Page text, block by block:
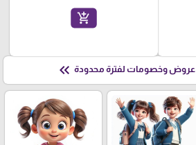
add_shopping_cart
عروض وخصومات لفترة محدودة keyboard_double_arrow_left